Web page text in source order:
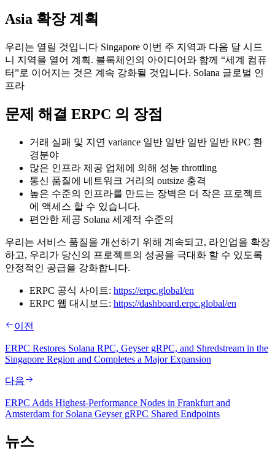
Asia 확장 계획
우리는 열릴 것입니다 Singapore 이번 주 지역과 다음 달 시드
니 지역을 열어 계획. 블록체인의 아이디어와 함께 “세계 컴퓨
터”로 이어지는 것은 계속 강화될 것입니다. Solana 글로벌 인
프라
문제 해결 ERPC 의 장점
거래 실패 및 지연 variance 일반 일반 일반 일반 RPC 환
경분야
많은 인프라 제공 업체에 의해 성능 throttling
통신 품질에 네트워크 거리의 outsize 충격
높은 수준의 인프라를 만드는 장벽은 더 작은 프로젝트
에 액세스 할 수 있습니다.
편안한 제공 Solana 세계적 수준의
우리는 서비스 품질을 개선하기 위해 계속되고, 라인업을 확장
하고, 우리가 당신의 프로젝트의 성공을 극대화 할 수 있도록
안정적인 공급을 강화합니다.
ERPC 공식 사이트: https://erpc.global/en
ERPC 웹 대시보드: https://dashboard.erpc.global/en
이전
ERPC Restores Solana RPC, Geyser gRPC, and Shredstream in the
Singapore Region and Completes a Major Expansion
다음
ERPC Adds Highest-Performance Nodes in Frankfurt and
Amsterdam for Solana Geyser gRPC Shared Endpoints
뉴스